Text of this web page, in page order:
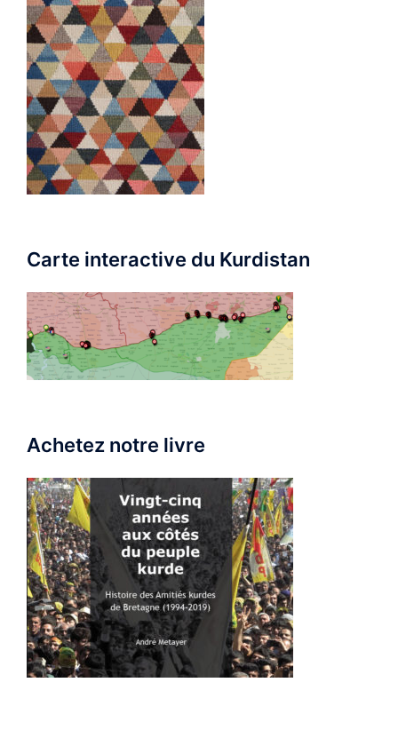
Carte interactive du Kurdistan
Achetez notre livre